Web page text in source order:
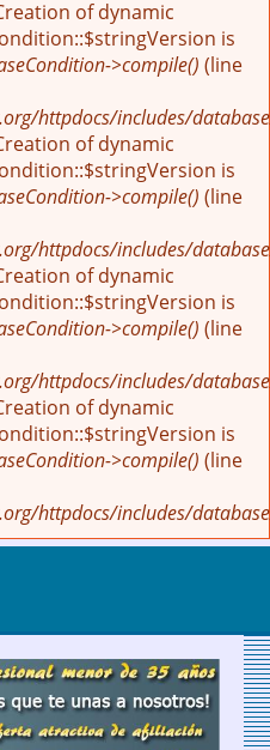
of dynamic
is
>compile() (line
httpdocs/includes/
of dynamic
is
>compile() (line
httpdocs/includes/
of dynamic
is
>compile() (line
httpdocs/includes/
of dynamic
is
>compile() (line
httpdocs/includes/